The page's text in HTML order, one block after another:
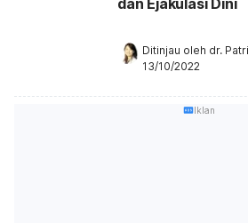
dan Ejakulasi Dini
Ditinjau oleh dr.
13/10/2022
Iklan